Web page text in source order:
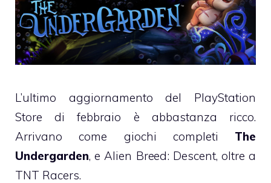
L’ultimo aggiornamento del PlayStation
Store di febbraio è abbastanza ricco.
Arrivano come giochi completi The
Undergarden, e Alien Breed: Descent, oltre a
TNT Racers.